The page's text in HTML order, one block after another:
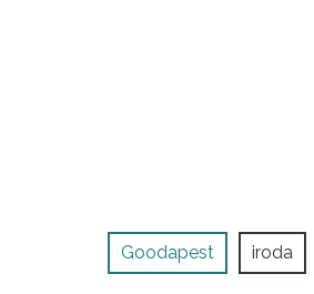
Goodapest iroda